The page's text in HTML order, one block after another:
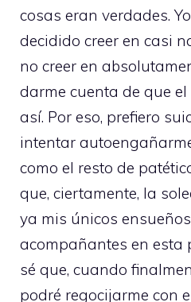
cosas eran verdades.
decidido creer en casi
no creer en
darme cuenta de que
así. Por eso, prefiero
intentar
como el resto de
que, ciertamente, la
ya mis únicos
acompañantes en esta
sé que, cuando
podré regocijarme con